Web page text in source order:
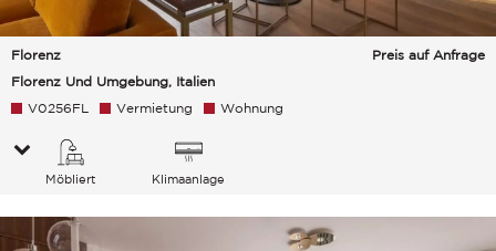
Florenz
Florenz Und Umgebung, Italien
Preis auf Anfrage
V0256FL Vermietung Wohnung
Möbliert Klimaanlage